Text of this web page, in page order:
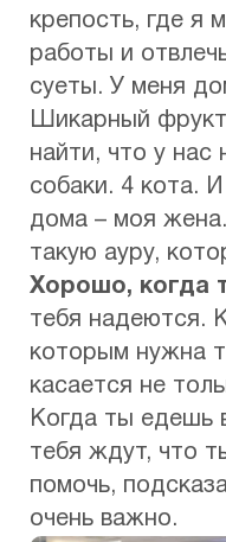
крепость, где я
работы и
суеты. У меня
Шикарный
найти, что у нас
собаки. 4 кота.
дома – моя
такую ауру,
Хорошо, когда
тебя надеются.
которым нужна
касается не
Когда ты едешь
тебя ждут, что
помочь,
очень важно.